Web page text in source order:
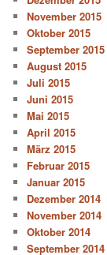
November 2015
Oktober 2015
September 2015
August 2015
Juli 2015
Juni 2015
Mai 2015
April 2015
März 2015
Februar 2015
Januar 2015
Dezember 2014
November 2014
Oktober 2014
September 2014